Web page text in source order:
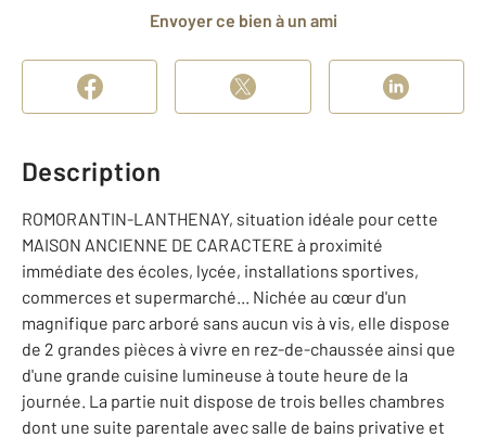
Envoyer ce bien à un ami
Description
ROMORANTIN-LANTHENAY, situation idéale pour cette
MAISON ANCIENNE DE CARACTERE à proximité
immédiate des écoles, lycée, installations sportives,
commerces et supermarché... Nichée au cœur d'un
magnifique parc arboré sans aucun vis à vis, elle dispose
de 2 grandes pièces à vivre en rez-de-chaussée ainsi que
d'une grande cuisine lumineuse à toute heure de la
journée. La partie nuit dispose de trois belles chambres
dont une suite parentale avec salle de bains privative et